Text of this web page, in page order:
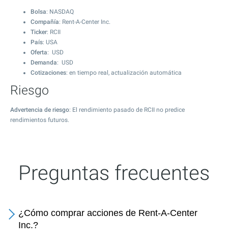
Bolsa: NASDAQ
Compañía: Rent-A-Center Inc.
Ticker: RCII
País: USA
Oferta: USD
Demanda: USD
Cotizaciones: en tiempo real, actualización automática
Riesgo
Advertencia de riesgo: El rendimiento pasado de RCII no predice
rendimientos futuros.
Preguntas frecuentes
¿Cómo comprar acciones de Rent-A-Center
Inc.?